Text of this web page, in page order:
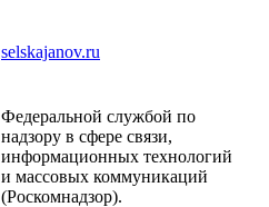
selskajanov.ru
Федеральной службой по
надзору в сфере связи,
информационных технологий
и массовых коммуникаций
(Роскомнадзор).